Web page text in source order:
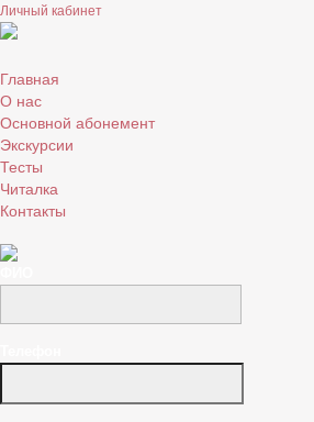
Личный кабинет
Главная
О нас
Основной абонемент
Экскурсии
Тесты
Читалка
Контакты